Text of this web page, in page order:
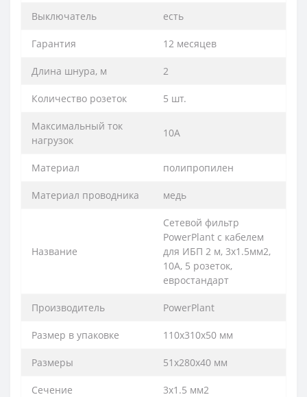
Выключатель есть
Гарантия 12 месяцев
Длина шнура, м 2
Количество розеток 5 шт.
Максимальный ток
нагрузок
10А
Материал полипропилен
Материал проводника медь
Название
Сетевой фильтр
PowerPlant с кабелем
для ИБП 2 м, 3x1.5мм2,
10А, 5 розеток,
евростандарт
Производитель PowerPlant
Размер в упаковке 110х310х50 мм
Размеры 51х280х40 мм
Сечение 3х1.5 мм2